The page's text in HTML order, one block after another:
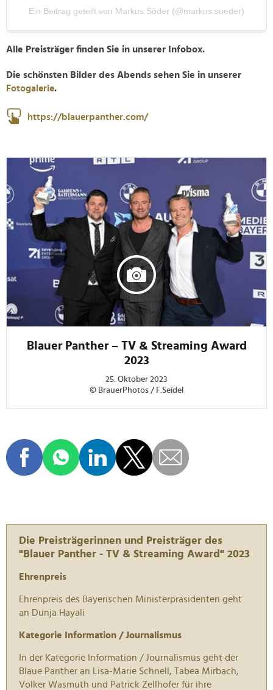
Ein Beitrag geteilt von Markus Söder (@markus.soeder)
Alle Preisträger finden Sie in unserer Infobox.
Die schönsten Bilder des Abends sehen Sie in unserer
Fotogalerie.
https://blauerpanther.com/
Blauer Panther – TV & Streaming Award
2023
25. Oktober 2023
© BrauerPhotos / F.Seidel
Die Preisträgerinnen und Preisträger des
"Blauer Panther - TV & Streaming Award" 2023
Ehrenpreis
Ehrenpreis des Bayerischen Ministerpräsidenten geht
an Dunja Hayali
Kategorie Information / Journalismus
In der Kategorie Information / Journalismus geht der
Blaue Panther an Lisa-Marie Schnell, Tabea Mirbach,
Volker Wasmuth und Patrick Zellhofer für ihre